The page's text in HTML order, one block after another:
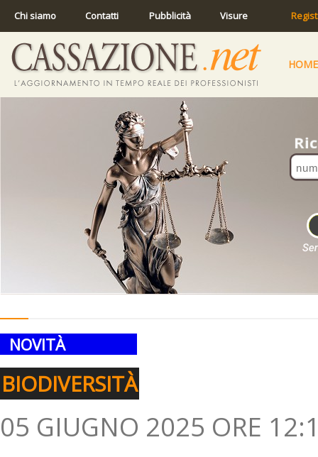
Chi siamo Contatti Pubblicità Visure
HOME
NOVITÀ
BIODIVERSITÀ
05 GIUGNO 2025 ORE